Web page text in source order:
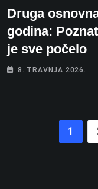
Druga
godina:
je sve počelo
8. TRAVNJA 2026.
1